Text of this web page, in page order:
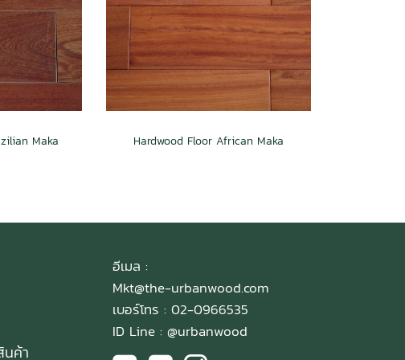
Maka Hardwood Floor African Maka
นค้า
อีเมล :
Mkt@the-urbanwood.com
เบอร์โทร : 02-0966535
ID Line : @urbanwood